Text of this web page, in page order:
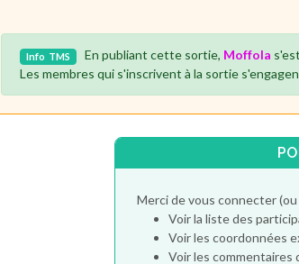
Info TMS En publiant cette sortie, Moffola
Les membres qui s'inscrivent à la sortie
Merci de vous connecter
Voir la liste des
Voir les coordonnées
Voir les commentaires